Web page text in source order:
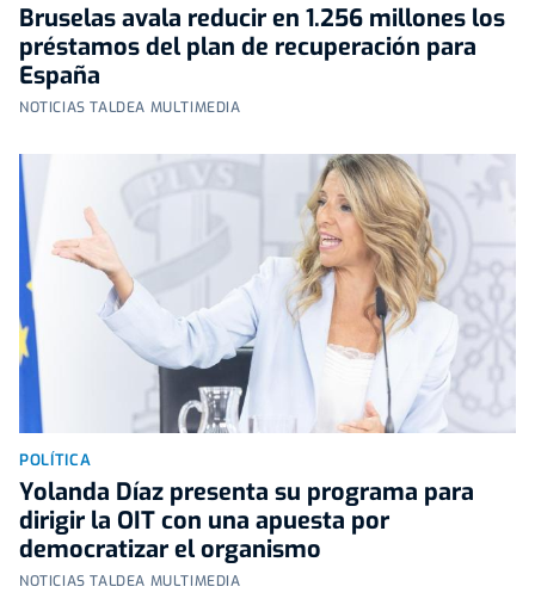
Bruselas avala reducir en 1.256 millones los
préstamos del plan de recuperación para
España
NOTICIAS TALDEA MULTIMEDIA
POLÍTICA
Yolanda Díaz presenta su programa para
dirigir la OIT con una apuesta por
democratizar el organismo
NOTICIAS TALDEA MULTIMEDIA